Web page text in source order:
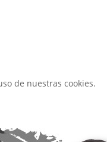
de nuestras cookies.